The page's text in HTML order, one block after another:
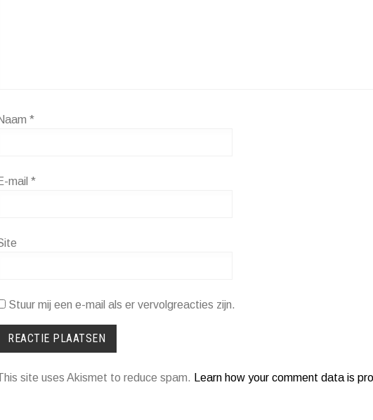
*
mail *
Stuur mij een e-mail als er vervolgreacties zijn.
site uses Akismet to reduce spam. Learn how your comment data is